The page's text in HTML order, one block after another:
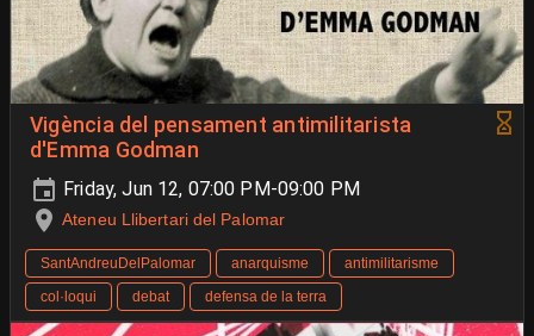
Vigència del pensament antimilitarista
d'Emma Godman
Friday, Jun 12, 07:00 PM-09:00 PM
Ateneu Llibertari del Palomar
SantAndreuDelPalomar anarquisme
antimilitarisme
col·loqui
debat defensa de la terra